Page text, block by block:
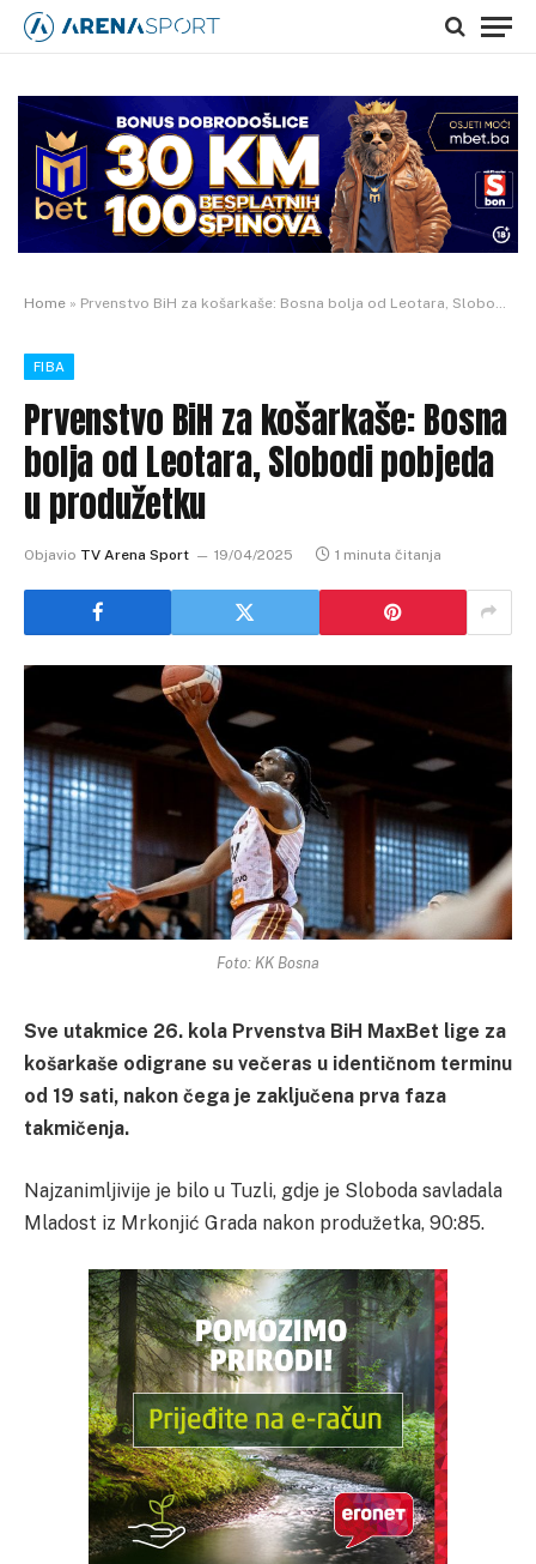
Home » Prvenstvo BiH za košarkaše: Bosna bolja od Leotara, Slobodi pobjeda u produžetku
FIBA
Prvenstvo BiH za košarkaše: Bosna
bolja od Leotara, Slobodi pobjeda
u produžetku
Objavio TV Arena Sport 19/04/2025 1 minuta čitanja
Foto: KK Bosna
Sve utakmice 26. kola Prvenstva BiH MaxBet lige za
košarkaše odigrane su večeras u identičnom terminu
od 19 sati, nakon čega je zaključena prva faza
takmičenja.
Najzanimljivije je bilo u Tuzli, gdje je Sloboda savladala
Mladost iz Mrkonjić Grada nakon produžetka, 90:85.